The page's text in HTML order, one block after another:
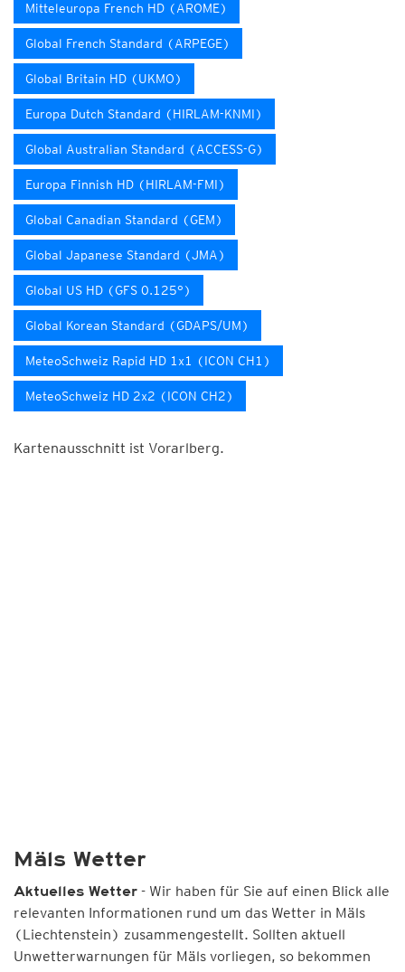
Mitteleuropa French HD (AROME)
Global French Standard (ARPEGE)
Global Britain HD (UKMO)
Europa Dutch Standard (HIRLAM-KNMI)
Global Australian Standard (ACCESS-G)
Europa Finnish HD (HIRLAM-FMI)
Global Canadian Standard (GEM)
Global Japanese Standard (JMA)
Global US HD (GFS 0.125°)
Global Korean Standard (GDAPS/UM)
MeteoSchweiz Rapid HD 1x1 (ICON CH1)
MeteoSchweiz HD 2x2 (ICON CH2)
Kartenausschnitt ist Vorarlberg.
Mäls Wetter
Aktuelles Wetter - Wir haben für Sie auf einen Blick alle
relevanten Informationen rund um das Wetter in Mäls
(Liechtenstein) zusammengestellt. Sollten aktuell
Unwetterwarnungen für Mäls vorliegen, so bekommen